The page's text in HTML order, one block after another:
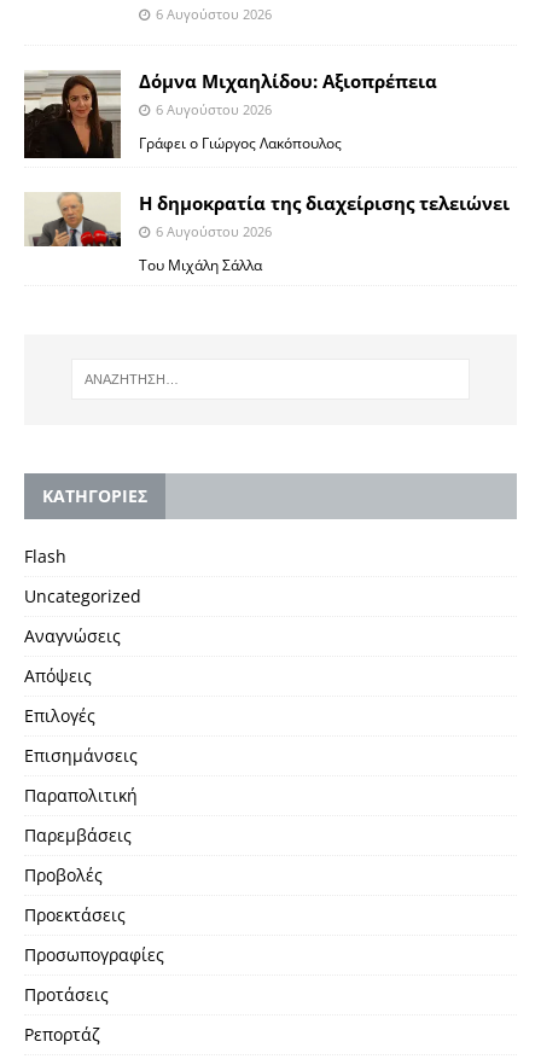
6 Αυγούστου 2026
Δόμνα Μιχαηλίδου: Αξιοπρέπεια
6 Αυγούστου 2026
Γράφει ο Γιώργος Λακόπουλος
Η δημοκρατία της διαχείρισης τελειώνει
6 Αυγούστου 2026
Του Μιχάλη Σάλλα
KΑΤΗΓΟΡΙΕΣ
Flash
Uncategorized
Αναγνώσεις
Απόψεις
Επιλογές
Επισημάνσεις
Παραπολιτική
Παρεμβάσεις
Προβολές
Προεκτάσεις
Προσωπογραφίες
Προτάσεις
Ρεπορτάζ